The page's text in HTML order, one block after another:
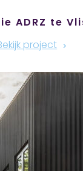
ADRZ te
project